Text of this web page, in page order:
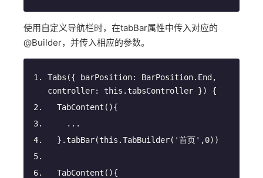
使用自定义导航栏时，在tabBar属性中传入对应的
@Builder，并传入相应的参数。
Tabs ({ barPosition: BarPosition.End,
controller: this .tabsController })
{
TabContent ( ){
    ...
  }.tabBar(
this .TabBuilder( '首页' ,0))
TabContent ( ){